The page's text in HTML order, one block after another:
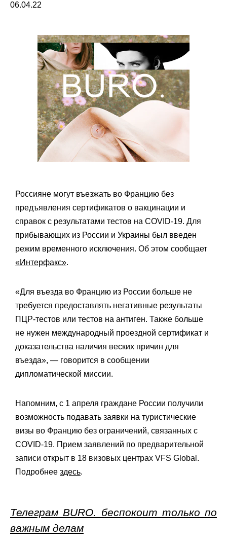
06.04.22
Россияне могут въезжать во Францию без
предъявления сертификатов о вакцинации и
справок с результатами тестов на COVID-19. Для
прибывающих из России и Украины был введен
режим временного исключения. Об этом сообщает
«Интерфакс».
«Для въезда во Францию из России больше не
требуется предоставлять негативные результаты
ПЦР-тестов или тестов на антиген. Также больше
не нужен международный проездной сертификат и
доказательства наличия веских причин для
въезда», — говорится в сообщении
дипломатической миссии.
Напомним, с 1 апреля граждане России получили
возможность подавать заявки на туристические
визы во Францию без ограничений, связанных с
COVID-19. Прием заявлений по предварительной
записи открыт в 18 визовых центрах VFS Global.
Подробнее здесь.
Телеграм BURO. беспокоит только по
важным делам